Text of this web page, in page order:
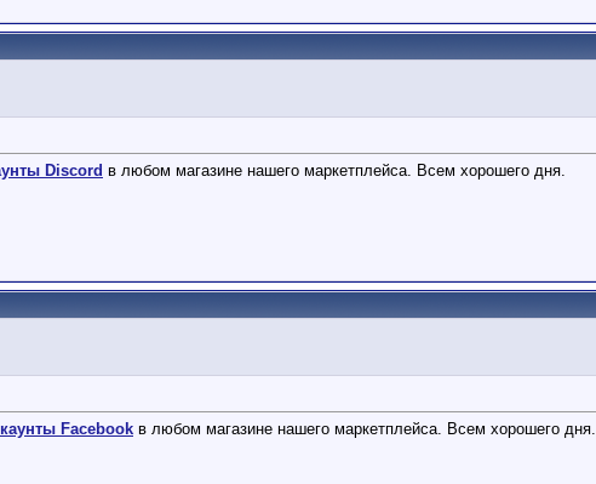
Discord в любом магазине нашего маркетплейса. Всем хорошего дня.
Facebook в любом магазине нашего маркетплейса. Всем хорошего дня.